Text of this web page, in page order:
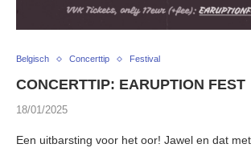
Belgisch Concerttip Festival
CONCERTTIP: EARUPTION FEST
18/01/2025
Een uitbarsting voor het oor! Jawel en dat